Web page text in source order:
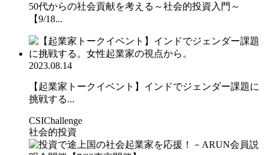
50代からの社会貢献を考える～社会的投資入門～
【9/18...
2023.08.14
【起業家トークイベント】インドでジェンダー課題に
挑戦する...
CSIChallenge
社会的投資